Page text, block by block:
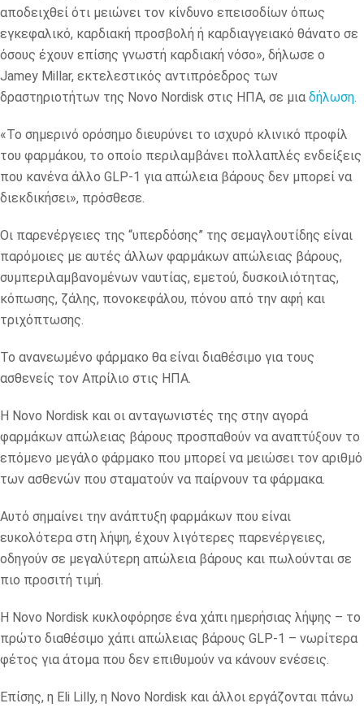
αποδειχθεί ότι μειώνει τον κίνδυνο επεισοδίων όπως
εγκεφαλικό, καρδιακή προσβολή ή καρδιαγγειακό θάνατο σε
όσους έχουν επίσης γνωστή καρδιακή νόσο», δήλωσε ο
Jamey Millar, εκτελεστικός αντιπρόεδρος των
δραστηριοτήτων της Novo Nordisk στις ΗΠΑ, σε μια δήλωση
«Το σημερινό ορόσημο διευρύνει το ισχυρό κλινικό προφίλ
του φαρμάκου, το οποίο περιλαμβάνει πολλαπλές ενδείξεις
που κανένα άλλο GLP-1 για απώλεια βάρους δεν μπορεί να
διεκδικήσει», πρόσθεσε.
Οι παρενέργειες της “υπερδόσης” της σεμαγλουτίδης είναι
παρόμοιες με αυτές άλλων φαρμάκων απώλειας βάρους,
συμπεριλαμβανομένων ναυτίας, εμετού, δυσκοιλιότητας,
κόπωσης, ζάλης, πονοκεφάλου, πόνου από την αφή και
τριχόπτωσης.
Το ανανεωμένο φάρμακο θα είναι διαθέσιμο για τους
ασθενείς τον Απρίλιο στις ΗΠΑ.
Η Novo Nordisk και οι ανταγωνιστές της στην αγορά
φαρμάκων απώλειας βάρους προσπαθούν να αναπτύξουν το
επόμενο μεγάλο φάρμακο που μπορεί να μειώσει τον αριθμό
των ασθενών που σταματούν να παίρνουν τα φάρμακα.
Αυτό σημαίνει την ανάπτυξη φαρμάκων που είναι
ευκολότερα στη λήψη, έχουν λιγότερες παρενέργειες,
οδηγούν σε μεγαλύτερη απώλεια βάρους και πωλούνται σε
πιο προσιτή τιμή.
Η Novo Nordisk κυκλοφόρησε ένα χάπι ημερήσιας λήψης – το
πρώτο διαθέσιμο χάπι απώλειας βάρους GLP-1 – νωρίτερα
φέτος για άτομα που δεν επιθυμούν να κάνουν ενέσεις.
Επίσης, η Eli Lilly, η Novo Nordisk και άλλοι εργάζονται πάνω